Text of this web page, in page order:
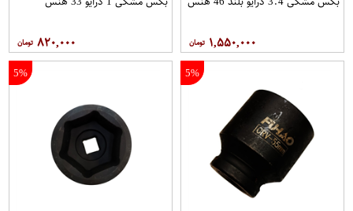
۱,۵۵۰,۰۰۰ ۸۲۰,۰۰۰
5%
5%